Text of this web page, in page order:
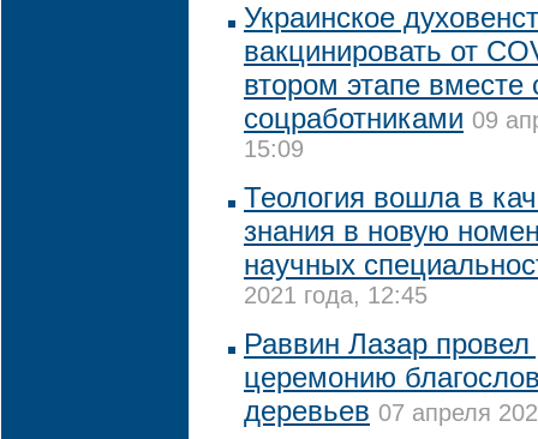
Украинское
вакцинировать от
втором этапе вместе
соцработниками 09
15:09
Теология вошла в
знания в новую
научных
2021 года, 12:45
Раввин Лазар
церемонию
деревьев 07 апреля